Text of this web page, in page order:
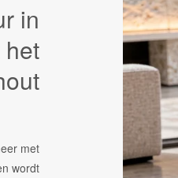
in
met
wordt